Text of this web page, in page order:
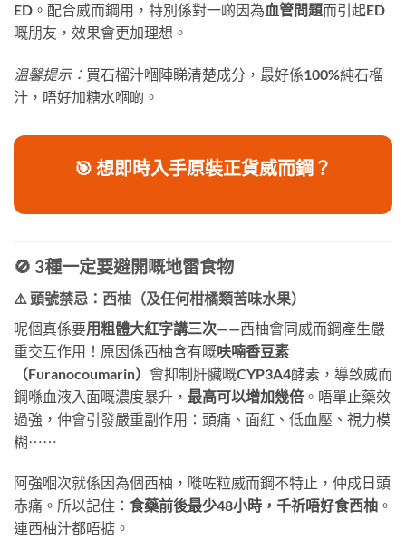
ED。配合威而鋼用，特別係對一啲因為血管問題而引起ED
嘅朋友，效果會更加理想。
温馨提示： 買石榴汁嗰陣睇清楚成分，最好係100%純石榴
汁，唔好加糖水嗰啲。
🎯 想即時入手原裝正貨威而鋼？
🚫 3種一定要避開嘅地雷食物
⚠️ 頭號禁忌：西柚（及任何柑橘類苦味水果）
呢個真係要用粗體大紅字講三次——西柚會同威而鋼產生嚴
重交互作用！原因係西柚含有嘅呋喃香豆素
（Furanocoumarin） 會抑制肝臟嘅CYP3A4酵素，導致威而
鋼喺血液入面嘅濃度暴升， 最高可以增加幾倍 。唔單止藥效
過強，仲會引發嚴重副作用：頭痛、面紅、低血壓、視力模
糊⋯⋯
阿強嗰次就係因為個西柚，嘥咗粒威而鋼不特止，仲成日頭
赤痛。所以記住： 食藥前後最少48小時，千祈唔好食西柚 。
連西柚汁都唔掂。